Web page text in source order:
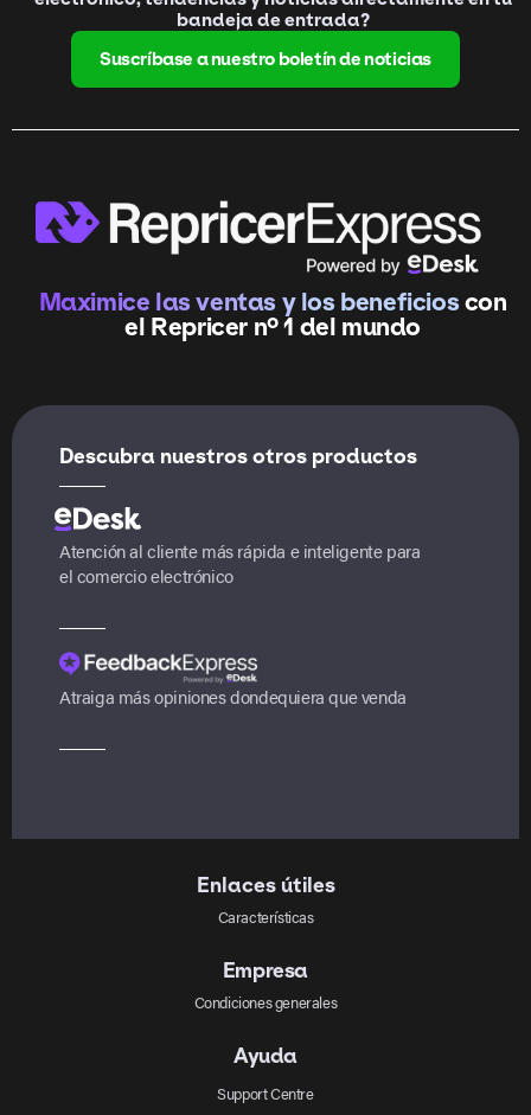
bandeja de entrada?
Suscríbase a nuestro boletín de noticias
Maximice las ventas y los beneficioscon
el Repricer nº 1 del mundo
Descubra nuestros otros productos
Atención al cliente más rápida e inteligente para
el comercio electrónico
Atraiga más opiniones dondequiera que venda
Enlaces útiles
Características
Empresa
Condiciones generales
Ayuda
Support Centre